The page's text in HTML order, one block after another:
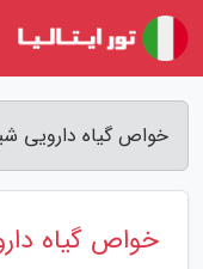
خواص گیاه دارویی
خواص گیاه